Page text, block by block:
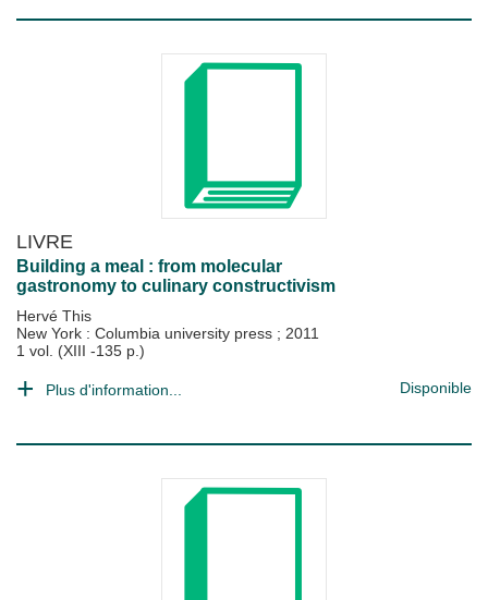
LIVRE
Building a meal : from molecular
gastronomy to culinary constructivism
Hervé This
New York : Columbia university press ; 2011
1 vol. (XIII -135 p.)
Plus d'information... Disponible